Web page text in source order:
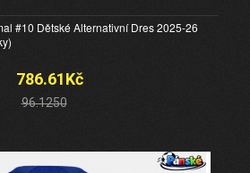
#10 Dětské Alternativní Dres 2025-26
786.61Kč
96.1250